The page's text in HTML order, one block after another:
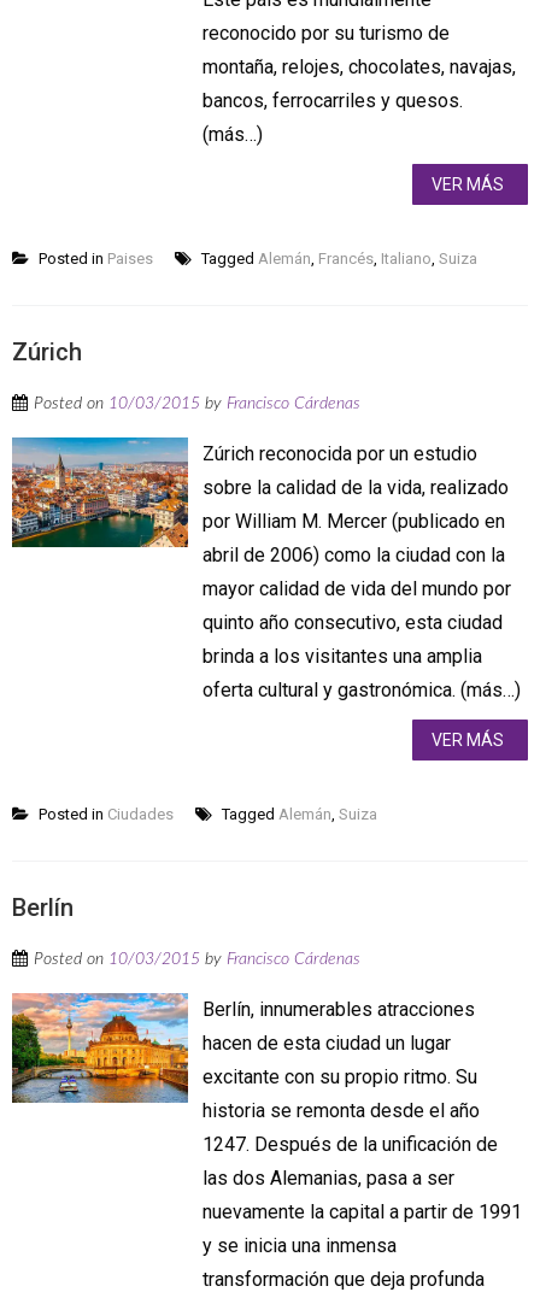
reconocido por su turismo de
montaña, relojes, chocolates, navajas,
bancos, ferrocarriles y quesos.
(más…)
VER MÁS
Posted in Paises Tagged Alemán, Francés, Italiano, Suiza
Zúrich
Posted on 10/03/2015 by Francisco Cárdenas
Zúrich reconocida por un estudio
sobre la calidad de la vida, realizado
por William M. Mercer (publicado en
abril de 2006) como la ciudad con la
mayor calidad de vida del mundo por
quinto año consecutivo, esta ciudad
brinda a los visitantes una amplia
oferta cultural y gastronómica. (más…)
VER MÁS
Posted in Ciudades Tagged Alemán, Suiza
Berlín
Posted on 10/03/2015 by Francisco Cárdenas
Berlín, innumerables atracciones
hacen de esta ciudad un lugar
excitante con su propio ritmo. Su
historia se remonta desde el año
1247. Después de la unificación de
las dos Alemanias, pasa a ser
nuevamente la capital a partir de 1991
y se inicia una inmensa
transformación que deja profunda